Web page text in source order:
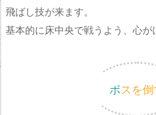
飛ばし技が来ます。
基本的に床中央で戦うよう、心が
ボスを